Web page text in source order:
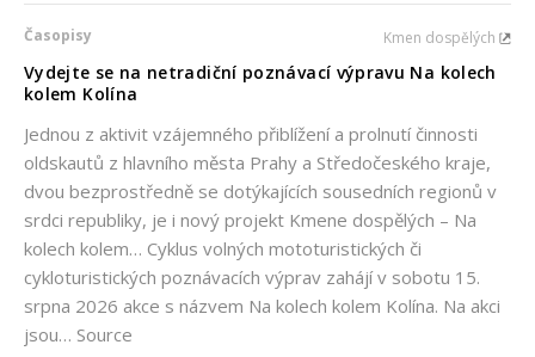
Časopisy Kmen dospělých
Vydejte se na netradiční poznávací výpravu Na kolech
kolem Kolína
Jednou z aktivit vzájemného přiblížení a prolnutí činnosti
oldskautů z hlavního města Prahy a Středočeského kraje,
dvou bezprostředně se dotýkajících sousedních regionů v
srdci republiky, je i nový projekt Kmene dospělých – Na
kolech kolem… Cyklus volných mototuristických či
cykloturistických poznávacích výprav zahájí v sobotu 15.
srpna 2026 akce s názvem Na kolech kolem Kolína. Na akci
jsou… Source